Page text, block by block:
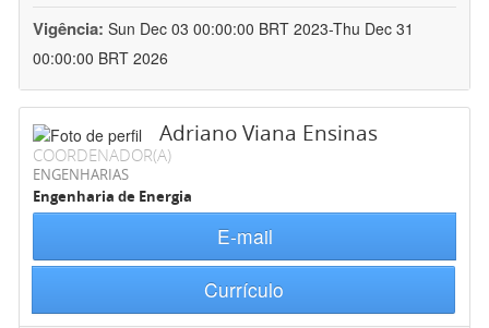
Vigência: Sun Dec 03 00:00:00 BRT 2023-Thu Dec 31
00:00:00 BRT 2026
Adriano Viana Ensinas
COORDENADOR(A)
ENGENHARIAS
Engenharia de Energia
E-mail
Currículo